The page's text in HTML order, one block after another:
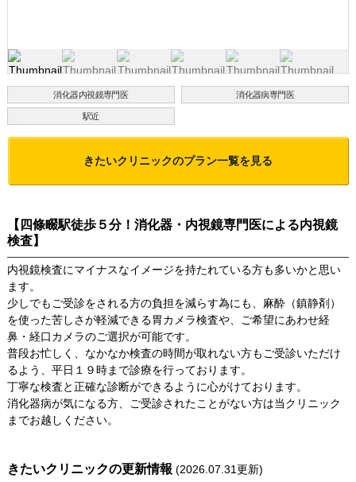
消化器内視鏡専門医 消化器病専門医
駅近
きたいクリニックのプラン一覧を見る
【四條畷駅徒歩５分！消化器・内視鏡専門医による内視鏡
検査】
内視鏡検査にマイナスなイメージを持たれている方も多いかと思い
ます。
少しでもご受診をされる方の負担を減らす為にも、麻酔（鎮静剤）
を使った苦しさが軽減できる胃カメラ検査や、ご希望にあわせ経
鼻・経口カメラのご選択が可能です。
普段お忙しく、なかなか検査の時間が取れない方もご受診いただけ
るよう、平日１９時まで診療を行っております。
丁寧な検査と正確な診断ができるように心がけております。
消化器病が気になる方、ご受診されたことがない方は当クリニック
までお越しください。
きたいクリニックの更新情報 (2026.07.31更新)